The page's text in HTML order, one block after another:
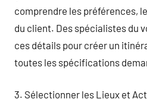
comprendre les préférences,
du client. Des spécialistes du
ces détails pour créer un
toutes les spécifications
3. Sélectionner les Lieux et